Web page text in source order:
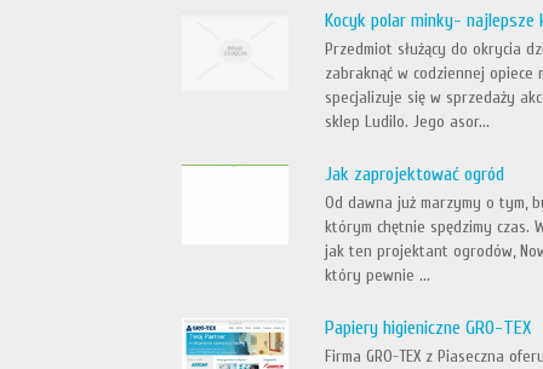
Kocyk polar minky- najlepsze
Przedmiot służący do okrycia
zabraknąć w codziennej
specjalizuje się w sprzedaży
sklep Ludilo. Jego asor...
Jak zaprojektować ogród
Od dawna już marzymy o tym,
którym chętnie spędzimy czas.
jak ten projektant ogrodów,
który pewnie ...
Papiery higieniczne GRO-TEX
Firma GRO-TEX z Piaseczna